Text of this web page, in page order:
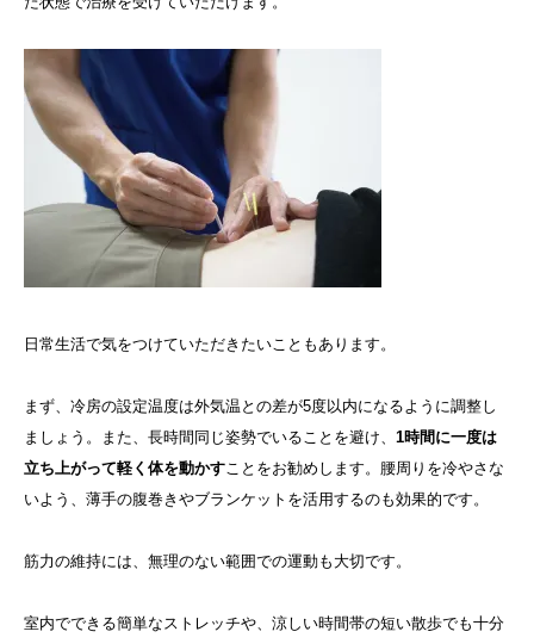
日常生活で気をつけていただきたいこともあります。
まず、冷房の設定温度は外気温との差が5度以内になるように調整し
ましょう。また、長時間同じ姿勢でいることを避け、 1時間に一度は
立ち上がって軽く体を動かすことをお勧めします。腰周りを冷やさな
いよう、薄手の腹巻きやブランケットを活用するのも効果的です。
筋力の維持には、無理のない範囲での運動も大切です。
室内でできる簡単なストレッチや、涼しい時間帯の短い散歩でも十分